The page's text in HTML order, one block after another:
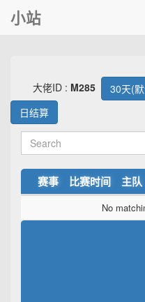
小站
大佬ID : M285 30天(
日结算
赛事 比赛时间 主队
No